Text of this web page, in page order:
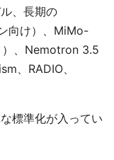
、長期の
向け）、MiMo-
、Nemotron 3.5
、RADIO、
標準化が入ってい